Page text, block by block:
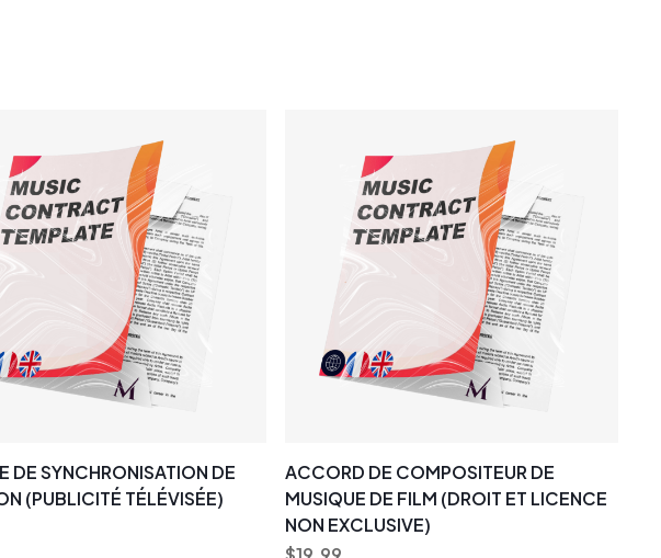
DE SYNCHRONISATION DE
(PUBLICITÉ TÉLÉVISÉE)
ACCORD DE COMPOSITEUR DE
MUSIQUE DE FILM (DROIT ET LICENCE
NON EXCLUSIVE)